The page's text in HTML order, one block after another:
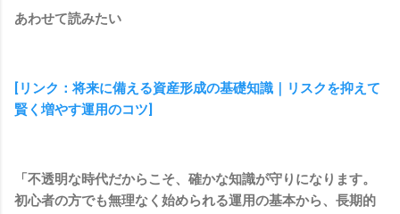
あわせて読みたい
[リンク：将来に備える資産形成の基礎知識｜リスクを抑えて
賢く増やす運用のコツ]
「不透明な時代だからこそ、確かな知識が守りになります。
初心者の方でも無理なく始められる運用の基本から、長期的